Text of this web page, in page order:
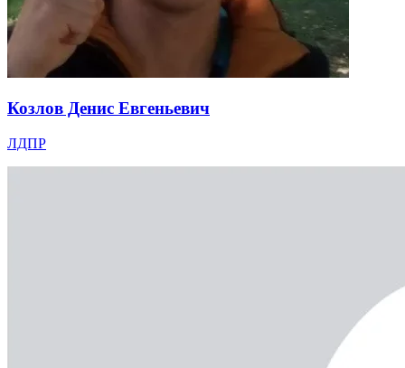
Козлов Денис Евгеньевич
ЛДПР